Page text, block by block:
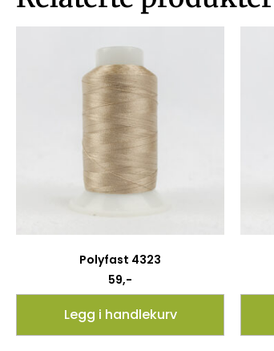
Polyfast 4323
59,-
Legg i handlekurv